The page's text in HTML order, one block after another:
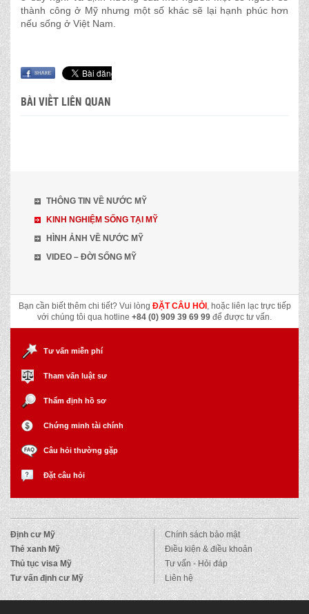
thành công ở Mỹ nhưng một số khác sẽ lại hạnh phúc hơn
nếu sống ở Việt Nam.
BÀI VIẾT LIÊN QUAN
THÔNG TIN VỀ NƯỚC MỸ
KINH NGHIỆM SỐNG TẠI MỸ
HÌNH ẢNH VỀ NƯỚC MỸ
VIDEO – ĐỜI SỐNG MỸ
Bạn cần biết thêm chi tiết? Vui lòng ĐẶT CÂU HỎI , hoặc liên lạc trực tiếp
với chúng tôi qua hotline +84 (0) 909 39 69 99 để được tư vấn.
Tư vấn miễn phí
Tham vấn luật sư
Thẩm định hồ sơ
Chứng minh tài chính
Câu hỏi thường gặp
Đặt câu hỏi
Định cư Mỹ
Thẻ xanh Mỹ
Thủ tục visa Mỹ
Tư vấn định cư Mỹ
Chính sách bảo mật
Điều kiện & điều khoản
Tư vấn - Hỏi đáp
Liên hệ